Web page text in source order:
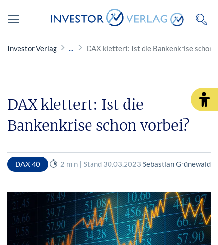
Investor Verlag DAX klettert: Ist die Bankenkrise schon
DAX klettert: Ist die
Bankenkrise schon vorbei?
DAX 40 2 min | Stand 30.03.2023 Sebastian Grünewald